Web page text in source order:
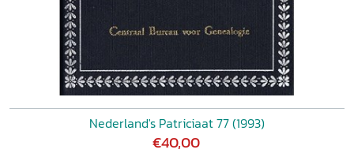
Nederland's Patriciaat 77 (1993)
€40,00